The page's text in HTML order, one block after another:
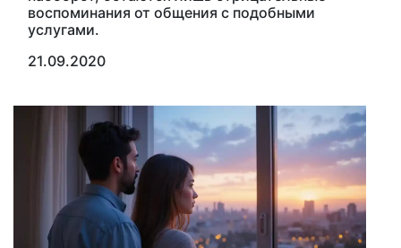
воспоминания от общения с подобными
услугами.
21.09.2020